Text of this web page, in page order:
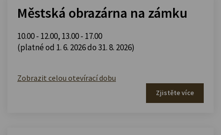
Městská obrazárna na zámku
10.00 - 12.00, 13.00 - 17.00
(platné od 1. 6. 2026 do 31. 8. 2026)
Zobrazit celou otevírací dobu
Zjistěte více